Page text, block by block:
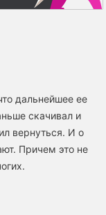
дальнейшее ее
скачивал и
вернуться. И о
Причем это не